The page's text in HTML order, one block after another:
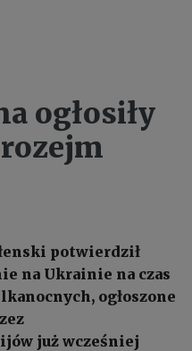
ogłosiły
potwierdził
na Ukrainie na czas
ogłoszone
już wcześniej